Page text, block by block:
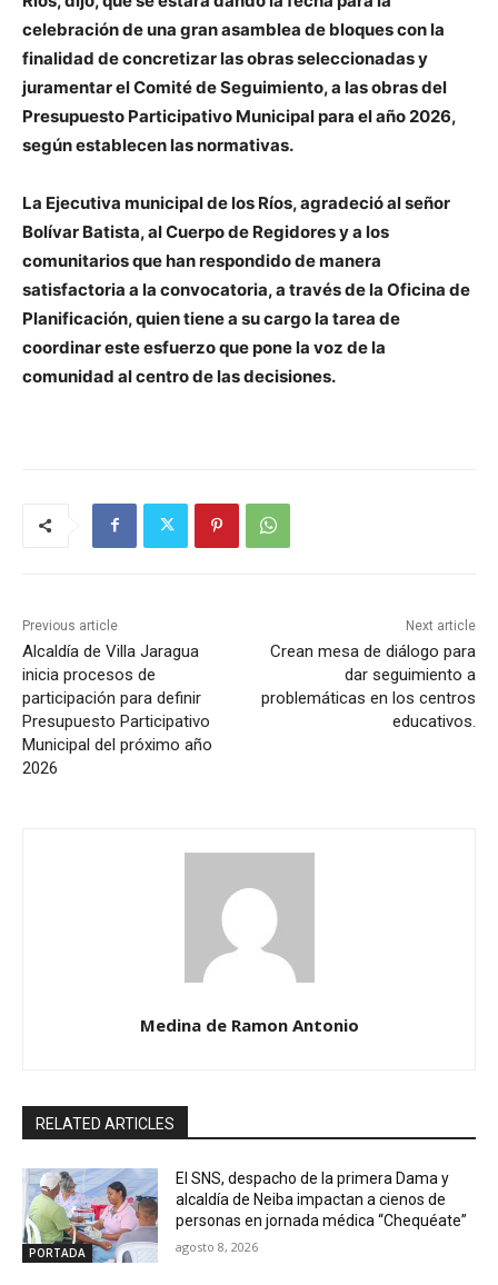
celebración de una gran asamblea de bloques con la
finalidad de concretizar las obras seleccionadas y
juramentar el Comité de Seguimiento, a las obras del
Presupuesto Participativo Municipal para el año 2026,
según establecen las normativas.
La Ejecutiva municipal de los Ríos, agradeció al señor
Bolívar Batista, al Cuerpo de Regidores y a los
comunitarios que han respondido de manera
satisfactoria a la convocatoria, a través de la Oficina de
Planificación, quien tiene a su cargo la tarea de
coordinar este esfuerzo que pone la voz de la
comunidad al centro de las decisiones.
Previous article
Alcaldía de Villa Jaragua
inicia procesos de
participación para definir
Presupuesto Participativo
Municipal del próximo año
2026
Next article
Crean mesa de diálogo para
dar seguimiento a
problemáticas en los centros
educativos.
Medina de Ramon Antonio
RELATED ARTICLES
PORTADA
El SNS, despacho de la primera Dama y
alcaldía de Neiba impactan a cienos de
personas en jornada médica “Chequéate”
agosto 8, 2026